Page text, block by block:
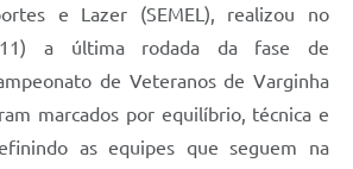
e Lazer (SEMEL), realizou no
a última rodada da fase de
de Veteranos de Varginha
marcados por equilíbrio, técnica e
as equipes que seguem na